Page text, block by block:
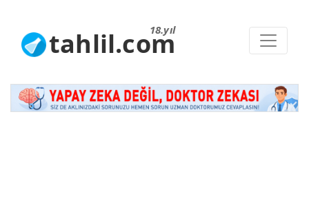
18.yıl
tahlil.com